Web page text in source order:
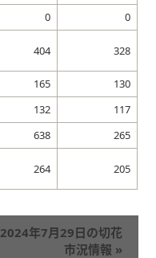
0
0
404 328
165
130
132
117
638
265
264 205
2024年7月29日の切花
市況情報 »